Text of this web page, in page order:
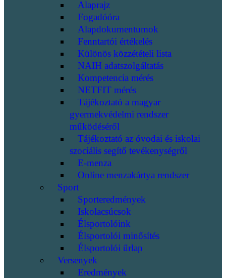
Alaprajz
Fogadóóra
Alapdokumentumok
Fenntartói értékelés
Különös közzétételi lista
NAIH adatszolgáltatás
Kompetencia mérés
NETFIT mérés
Tájékoztató a magyar
gyermekvédelmi rendszer
működéséről
Tájékoztató az óvodai és iskolai
szociális segítő tevékenységről
E-menza
Online menzakártya rendszer
Sport
Sporteredmények
Iskolacsúcsok
Élsportolóink
Élsportolói minősítés
Élsportolói űrlap
Versenyek
Eredmények